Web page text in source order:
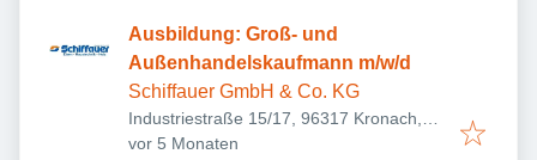
Ausbildung: Groß- und
Außenhandelskaufmann m/w/d
Schiffauer GmbH & Co. KG
Industriestraße 15/17, 96317 Kronach,
Deutschland
Veröffentlicht:
vor 5 Monaten